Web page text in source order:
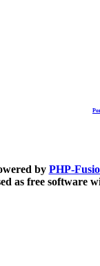
by PHP-
as free software